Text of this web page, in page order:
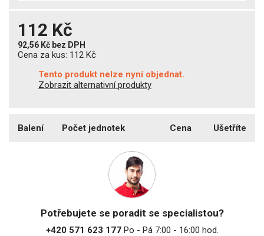
112 Kč
92,56 Kč bez DPH
Cena za kus: 112 Kč
Tento produkt nelze nyní objednat.
Zobrazit alternativní produkty
Balení Počet jednotek Cena Ušetříte
Potřebujete se poradit se specialistou?
+420 571 623 177Po - Pá 7:00 - 16:00 hod.